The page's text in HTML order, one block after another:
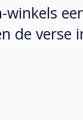
de verse